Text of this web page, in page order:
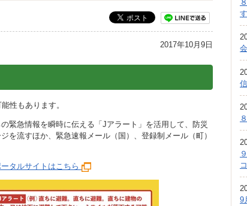
スポーツ
企
入
指
求
2017年10月9日
性もあります。
緊急情報を瞬時に伝える「Jアラート」を活用して、防災
を流すほか、緊急速報メール（国）、登録制メール（町）
タルサイトはこちら
す
9